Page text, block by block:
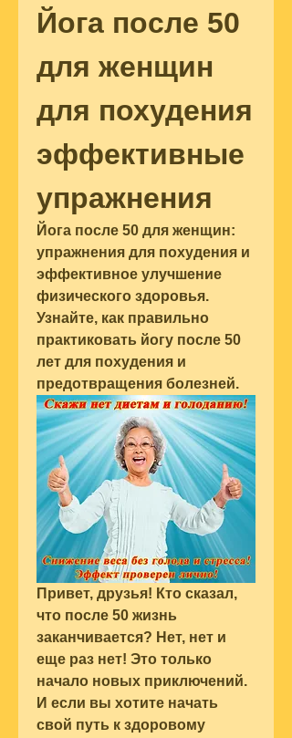
Йога после 50
для женщин
для похудения
эффективные
упражнения
Йога после 50 для женщин:
упражнения для похудения и
эффективное улучшение
физического здоровья.
Узнайте, как правильно
практиковать йогу после 50
лет для похудения и
предотвращения болезней.
Привет, друзья! Кто сказал,
что после 50 жизнь
заканчивается? Нет, нет и
еще раз нет! Это только
начало новых приключений.
И если вы хотите начать
свой путь к здоровому